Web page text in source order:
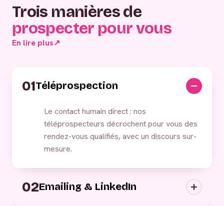
Trois manières de
prospecter pour vous
En lire plus↗
01Téléprospection
Le contact humain direct : nos
téléprospecteurs décrochent pour vous des
rendez-vous qualifiés, avec un discours sur-
mesure.
02Emailing & LinkedIn